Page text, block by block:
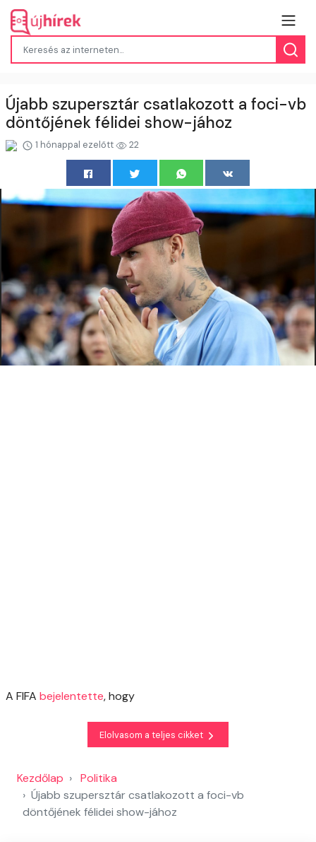
Újabb szupersztár csatlakozott a foci-vb
döntőjének félidei show-jához
1 hónappal ezelőtt 22
A FIFA bejelentette, hogy
Elolvasom a teljes cikket
Kezdőlap
Politika
Újabb szupersztár csatlakozott a foci-vb
döntőjének félidei show-jához